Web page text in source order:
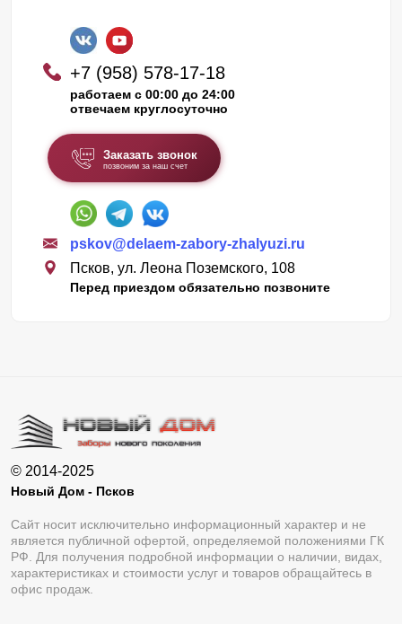
+7 (958) 578-17-18
работаем с 00:00 до 24:00
отвечаем круглосуточно
Заказать звонок
позвоним за наш счет
pskov@delaem-zabory-zhalyuzi.ru
Псков, ул. Леона Поземского, 108
Перед приездом обязательно позвоните
© 2014-2025
Новый Дом - Псков
Сайт носит исключительно информационный характер и не
является публичной офертой, определяемой положениями ГК
РФ. Для получения подробной информации о наличии, видах,
характеристиках и стоимости услуг и товаров обращайтесь в
офис продаж.